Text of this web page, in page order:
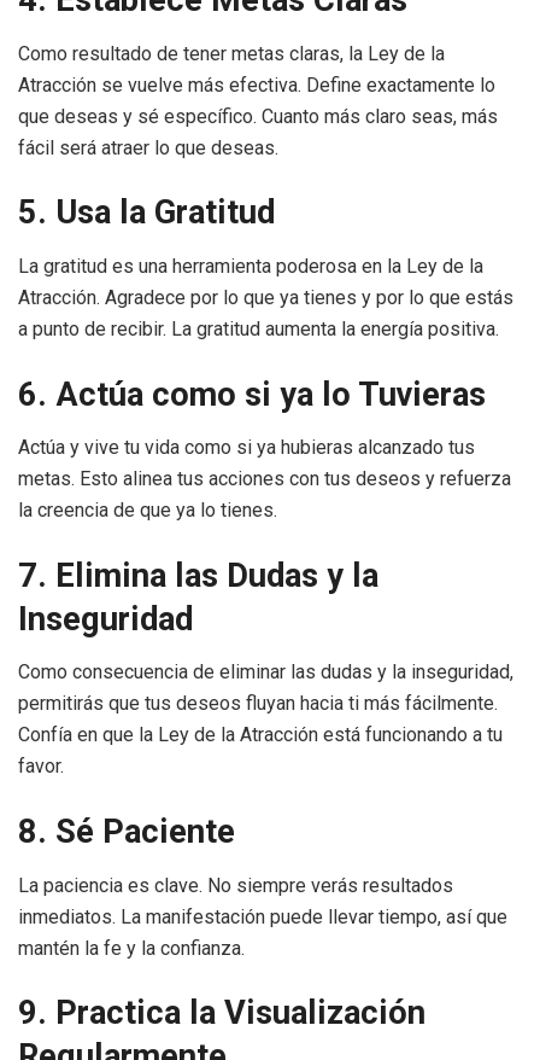
Como resultado de tener metas claras, la Ley de la
Atracción se vuelve más efectiva. Define exactamente lo
que deseas y sé específico. Cuanto más claro seas, más
fácil será atraer lo que deseas.
5. Usa la Gratitud
La gratitud es una herramienta poderosa en la Ley de la
Atracción. Agradece por lo que ya tienes y por lo que estás
a punto de recibir. La gratitud aumenta la energía positiva.
6. Actúa como si ya lo Tuvieras
Actúa y vive tu vida como si ya hubieras alcanzado tus
metas. Esto alinea tus acciones con tus deseos y refuerza
la creencia de que ya lo tienes.
7. Elimina las Dudas y la
Inseguridad
Como consecuencia de eliminar las dudas y la inseguridad,
permitirás que tus deseos fluyan hacia ti más fácilmente.
Confía en que la Ley de la Atracción está funcionando a tu
favor.
8. Sé Paciente
La paciencia es clave. No siempre verás resultados
inmediatos. La manifestación puede llevar tiempo, así que
mantén la fe y la confianza.
9. Practica la Visualización